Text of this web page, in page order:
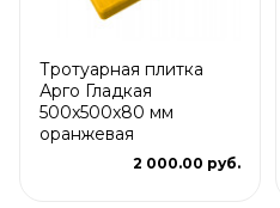
Тротуарная плитка
Арго Гладкая
500x500x80 мм
оранжевая
2 000.00 руб.